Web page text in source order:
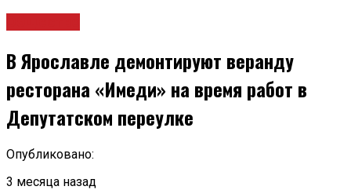
В Ярославле демонтируют веранду
ресторана «Имеди» на время работ в
Депутатском переулке
Опубликовано:
3 месяца назад